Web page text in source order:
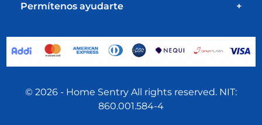
Permítenos ayudarte +
© 2026 - Home Sentry All rights reserved. NIT:
860.001.584-4